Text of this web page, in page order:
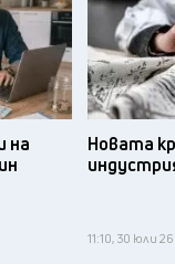
на
Новата
11:10, 30 юли